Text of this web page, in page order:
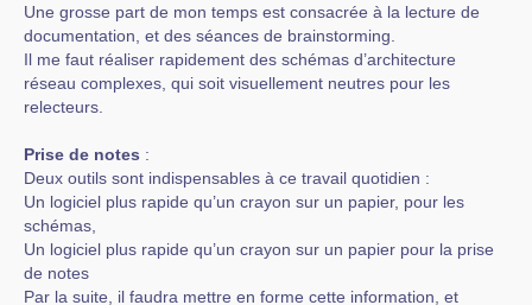
Une grosse part de mon temps est consacrée à la lecture de
documentation, et des séances de brainstorming.
Il me faut réaliser rapidement des schémas d’architecture
réseau complexes, qui soit visuellement neutres pour les
relecteurs.
Prise de notes :
Deux outils sont indispensables à ce travail quotidien :
Un logiciel plus rapide qu’un crayon sur un papier, pour les
schémas,
Un logiciel plus rapide qu’un crayon sur un papier pour la prise
de notes
Par la suite, il faudra mettre en forme cette information, et